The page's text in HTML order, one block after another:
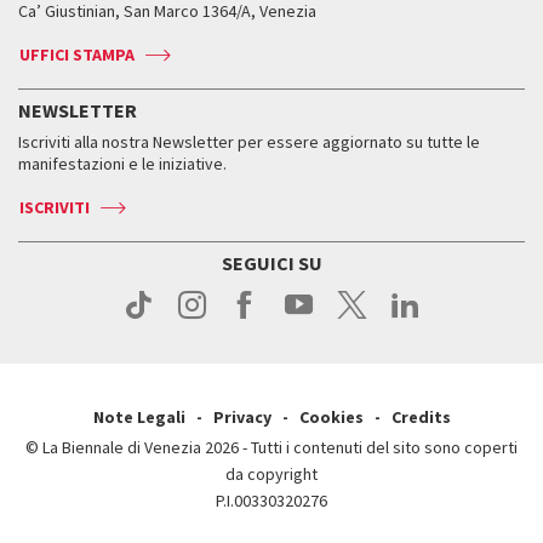
Press
Accrediti
Come raggiungerci
Biglietti
Accrediti
Come raggiungerci
Contatti
Press
Leone d’argento
Edizioni passate
Orari e sedi
Biglietti
Come raggiungerci
Contatti
ASAC DATI
Orari e sedi
Ca’ Giustinian, San Marco 1364/A, Venezia
UFFICI STAMPA
NEWSLETTER
Iscriviti alla nostra Newsletter per essere aggiornato su tutte le
manifestazioni e le iniziative.
ISCRIVITI
SEGUICI SU
Note Legali Privacy Cookies
Credits
© La Biennale di Venezia 2026 - Tutti i contenuti del sito sono coperti
da copyright
P.I.00330320276